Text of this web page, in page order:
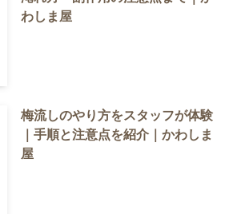
わしま屋
梅流しのやり方をスタッフが体験
｜手順と注意点を紹介｜かわしま
屋